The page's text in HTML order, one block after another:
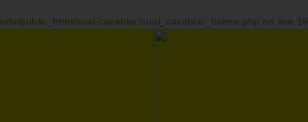
public_html/sual-cavablar/sual_cavablar_bolme.php on line 16